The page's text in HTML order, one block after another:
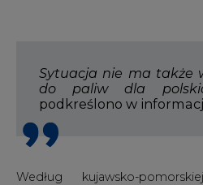
Sytuacja nie ma także
do paliw dla
podkreślono w
Według kujawsko-